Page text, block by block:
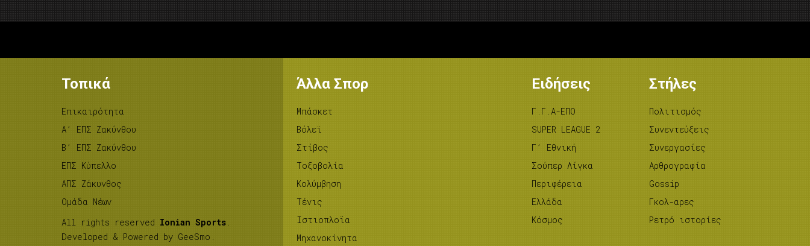
Τοπικά
Επικαιρότητα
A’ ΕΠΣ Ζακύνθου
B’ ΕΠΣ Ζακύνθου
ΕΠΣ Κύπελλο
ΑΠΣ Ζάκυνθος
Ομάδα Νέων
All rights reserved Ionian Sports .
Developed & Powered by GeeSmo .
Άλλα Σπορ
Μπάσκετ
Βόλεϊ
Στίβος
Tοξοβολία
Κολύμβηση
Τένις
Ιστιοπλοΐα
Μηχανοκίνητα
Ειδήσεις
Γ.Γ.Α-ΕΠΟ
SUPER LEAGUE 2
Γ’ Εθνική
Σούπερ Λίγκα
Περιφέρεια
Ελλάδα
Κόσμος
Στήλες
Πολιτισμός
Συνεντεύξεις
Συνεργασίες
Αρθρογραφία
Gossip
Γκολ-αρες
Ρετρό ιστορίες